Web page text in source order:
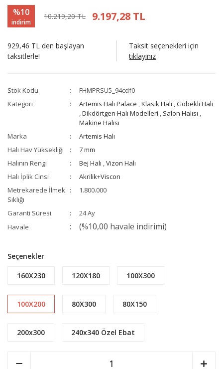
%10
indirim
10.219,20 TL 9.197,28 TL
929,46 TL den başlayan
taksitlerle!
Taksit seçenekleri için
tıklayınız
Stok Kodu
FHMPRSU5_94cdf0
Kategori
Artemis Halı Palace ,Klasik Halı ,Göbekli Halı
,Dikdörtgen Halı Modelleri , Salon Halısı ,
Makine Halısı
Marka
Artemis Halı
Halı Hav Yüksekliği
7 mm
Halının Rengi
Bej Halı ,Vizon Halı
Halı İplik Cinsi
Akrilik+Viscon
Metrekarede İlmek
Sıklığı
1.800.000
Garanti Süresi
24 Ay
Havale
(%10,00 havale indirimi)
Seçenekler
160X230 120X180 100X300
100X200 80X300 80X150
200x300 240x340 Özel Ebat